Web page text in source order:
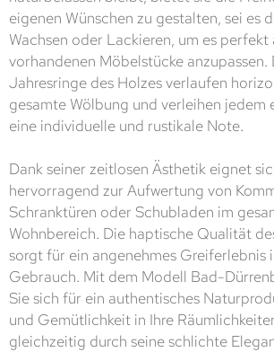
eigenen Wünschen zu gestalten, sei es
Wachsen oder Lackieren, um es perfekt
vorhandenen Möbelstücke anzupassen.
Jahresringe des Holzes verlaufen
gesamte Wölbung und verleihen jedem
eine individuelle und rustikale Note.
Dank seiner zeitlosen Ästhetik eignet
hervorragend zur Aufwertung von
Schranktüren oder Schubladen im
Wohnbereich. Die haptische Qualität
sorgt für ein angenehmes Greiferlebnis
Gebrauch. Mit dem Modell Bad-
Sie sich für ein authentisches
und Gemütlichkeit in Ihre
gleichzeitig durch seine schlichte